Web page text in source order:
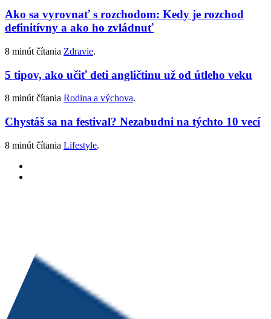
Ako sa vyrovnať s rozchodom: Kedy je rozchod
definitívny a ako ho zvládnuť
8 minút čítania Zdravie.
5 tipov, ako učiť deti angličtinu už od útleho veku
8 minút čítania Rodina a výchova.
Chystáš sa na festival? Nezabudni na týchto 10 vecí
8 minút čítania Lifestyle.